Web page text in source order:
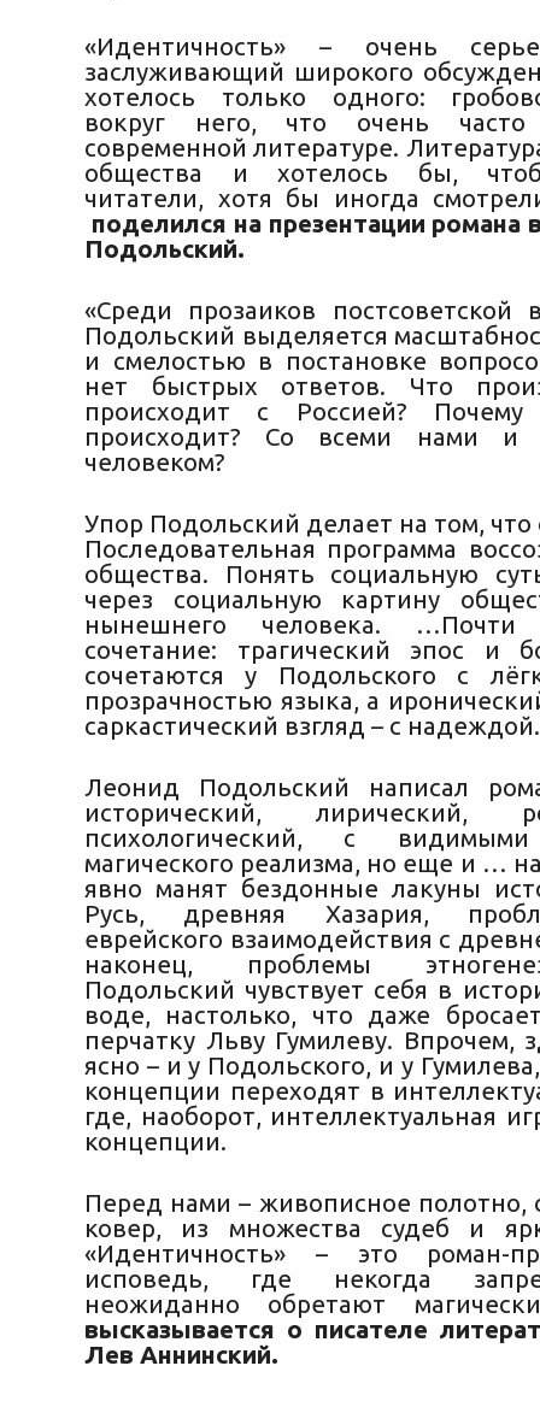
«Идентичность» – очень
заслуживающий широкого
хотелось только одного:
вокруг него, что очень часто
современной литературе.
общества и хотелось бы,
читатели, хотя бы иногда
поделился на презентации
Подольский.
«Среди прозаиков
Подольский выделяется
и смелостью в постановке
нет быстрых ответов. Что
происходит с Россией?
происходит? Со всеми нами и
человеком?
Упор Подольский делает на том, что
Последовательная программа
общества. Понять социальную
через социальную картину
нынешнего человека. …Почти
сочетание: трагический эпос и
сочетаются у Подольского с
прозрачностью языка, а
саркастический взгляд – с надеждой.
Леонид Подольский написал
исторический, лирический,
психологический, с
магического реализма, но еще и …
явно манят бездонные лакуны
Русь, древняя Хазария,
еврейского взаимодействия с
наконец, проблемы
Подольский чувствует себя в
воде, настолько, что даже
перчатку Льву Гумилеву. Впрочем,
ясно – и у Подольского, и у
концепции переходят в
где, наоборот, интеллектуальная
концепции.
Перед нами – живописное полотно,
ковер, из множества судеб и
«Идентичность» – это роман-
исповедь, где некогда
неожиданно обретают
высказывается о писателе
Лев Аннинский.